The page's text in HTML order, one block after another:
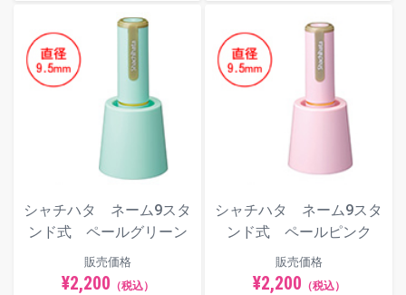
【動画】インキ補充方法
シャチハタ ネーム9スタ
ンド式 ペールグリーン
販売価格
¥2,200 （税込）
シャチハタ ネーム9スタ
ンド式 ペールピンク
販売価格
¥2,200 （税込）